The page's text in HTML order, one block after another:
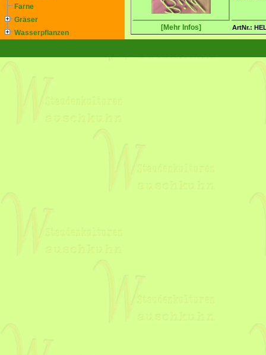
Farne
Gräser
Wasserpflanzen
[Mehr Infos] ArtNr.: